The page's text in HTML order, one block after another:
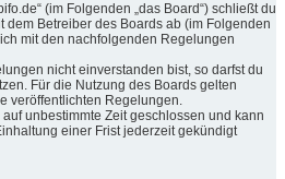
(im Folgenden „das Board“) schließt du
dem Betreiber des Boards ab (im Folgenden
mit den nachfolgenden Regelungen
nicht einverstanden bist, so darfst du
Für die Nutzung des Boards gelten
veröffentlichten Regelungen.
unbestimmte Zeit geschlossen und kann
einer Frist jederzeit gekündigt